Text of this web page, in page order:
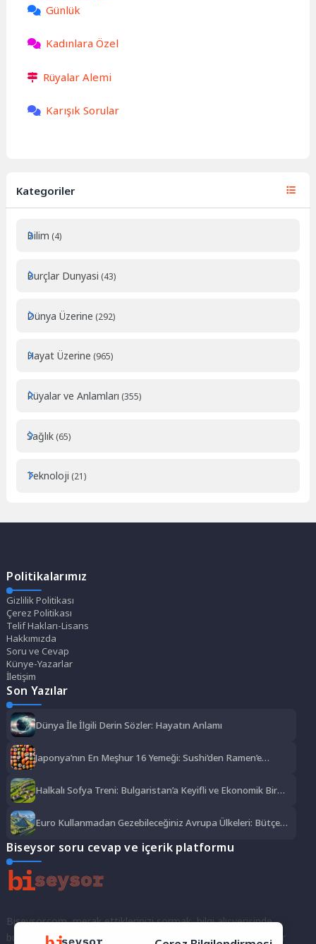
Günlük
Kadınlara Özel
Rüyalar Alemi
Karışık Sorular
Kategoriler
Bilim (4)
Burçlar Dunyasi (43)
Dünya Üzerine (292)
Hayat Üzerine (965)
Rüyalar ve Anlamları (355)
Sağlık (65)
Teknoloji (21)
Politikalarımız
Gizlilik Politikası
Çerez Politikası
Telif Hakları-Lisans
Hakkımızda
Soru ve Cevap
Künye-Yazarlar
İletişim
Son Yazılar
Dünya İle İlgili Derin Sözler: Hayatın Anlamı
Japonya’nın En Meşhur 16 Yemeği: Sushi’den Ramen’e
Halkalı Sofya Treni: Bulgaristan’a Keyifli ve Ekonomik Bir
Euro Kullanmadan Gezebileceğiniz Avrupa Ülkeleri: Bütçe
Biseysor soru cevap ve içerik platformu
Biseysor.com, merak ettiklerinizi sormak, bilgi alışverişinde
bulunmak ve fikirlerinizi paylaşmak için bir araya geldiğimiz bir